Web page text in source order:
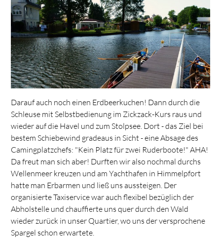
Darauf auch noch einen Erdbeerkuchen! Dann durch die
Schleuse mit Selbstbedienung im Zickzack-Kurs raus und
wieder auf die Havel und zum Stolpsee. Dort - das Ziel bei
bestem Schiebewind gradeaus in Sicht - eine Absage des
Camingplatzchefs: "Kein Platz für zwei Ruderboote!" AHA!
Da freut man sich aber! Durften wir also nochmal durchs
Wellenmeer kreuzen und am Yachthafen in Himmelpfort
hatte man Erbarmen und ließ uns aussteigen. Der
organisierte Taxiservice war auch flexibel bezüglich der
Abholstelle und chauffierte uns quer durch den Wald
wieder zurück in unser Quartier, wo uns der versprochene
Spargel schon erwartete.